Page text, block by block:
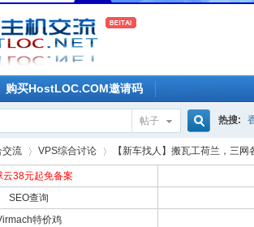
购买HostLOC.COM邀请码
帖子
搜
热搜:
交流
›
VPS综合讨论 【新车找人】搬瓦工荷兰，三
云38元起免备案
SEO查询
特价鸡